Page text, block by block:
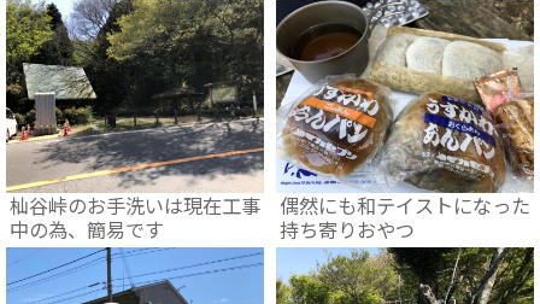
杣谷峠のお手洗いは現在工事
中の為、簡易です
偶然にも和テイストになった
持ち寄りおやつ